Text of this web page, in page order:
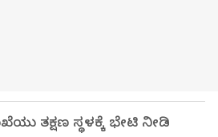
ತಕ್ಷಣ ಸ್ಥಳಕ್ಕೆ ಭೇಟಿ ನೀಡಿ